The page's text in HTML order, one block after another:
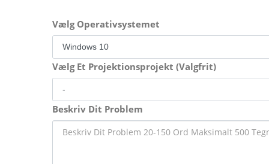
Vælg Operativsystemet
Vælg Et Projektionsprojekt (Valgfrit)
Beskriv Dit Problem